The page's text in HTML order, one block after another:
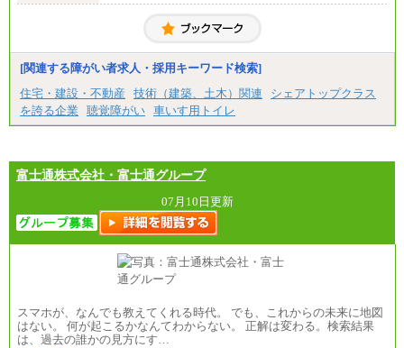
⑯月給185,000円以上
⑱月給212,000円以上
以上
⑳月給205,000円以上
㉑月給185,000 円以上
㉒月給185,000 円以上
㉓月給224,500円以上
※全コース共通※ 能力・経験・勤務地などにより
大学院卒/月給256,000円～288,000円
大学卒/月給240,000円～270,000円
短大・高専卒/月給216,000円～243,000円
■特定職員※
大学院卒/月給234,000円～263,000円
大学卒/月給219,000円～246,000円
短大・高専卒/月給197,000円～222,000円
※拠点型職員、特定職員の給与は、生活の拠点が定
す。
中途：
全職種共通
月給制
226,600円～390,100円（勤務地域等により異なりま
す）
・ご経験やスキルを考慮し、選考の中で決定いたし
ます。
・試用期間中も同額支給します。
[関連する障がい者求人・採用キーワード検索]
住宅・建設・不動産
技術（建築、土木）関連
シェアトップクラス
を誇る企業
聴覚障がい 車いす用トイレ
富士通株式会社・富士通グループ
07月10日更新
スマホが、なんでも教えてくれる時代。 でも、これからの未来に地図
はない。 何が起こるかなんてわからない。 正解は変わる。検索結果
は、過去の誰かの見方にす…